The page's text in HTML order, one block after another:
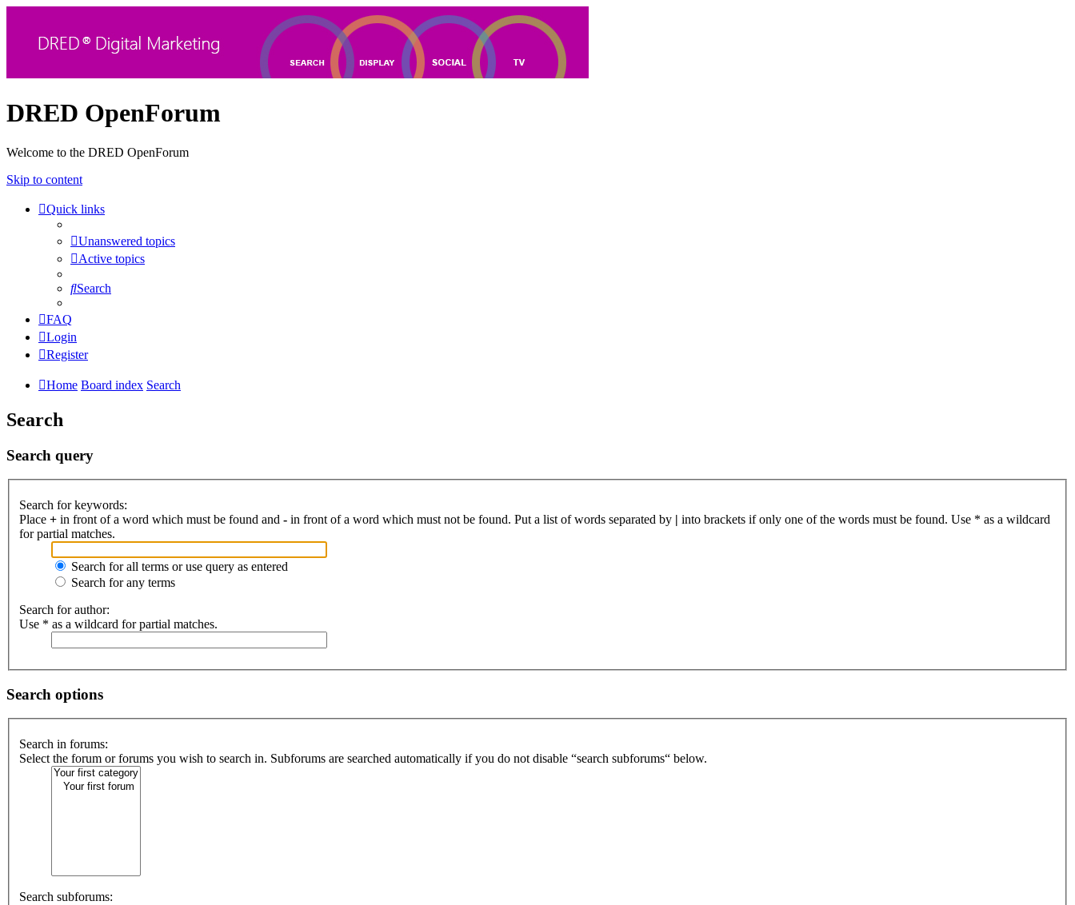
DRED OpenForum
Welcome to the DRED OpenForum
Skip to content
Quick links
Unanswered topics
Active topics
Search
FAQ
Login
Register
Home Board index Search
Search
Search query
Search for keywords:
Place + in front of a word which must be found and - in front of a word which must not be found. Put a list of words separated by | into brackets if only one of the words must be found. Use * as a wildcard
for partial matches.
Search for all terms or use query as entered
Search for any terms
Search for author:
Use * as a wildcard for partial matches.
Search options
Search in forums:
Select the forum or forums you wish to search in. Subforums are searched automatically if you do not disable “search subforums“ below.
Search subforums: